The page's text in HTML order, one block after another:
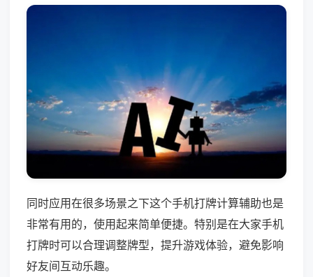
同时应用在很多场景之下这个手机打牌计算辅助也是
非常有用的，使用起来简单便捷。特别是在大家手机
打牌时可以合理调整牌型，提升游戏体验，避免影响
好友间互动乐趣。